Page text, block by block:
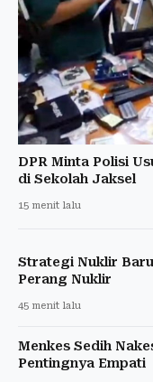
DPR Minta Polisi
di Sekolah Jaksel
15 menit lalu
Strategi Nuklir
Perang Nuklir
45 menit lalu
Menkes Sedih
Pentingnya Empati